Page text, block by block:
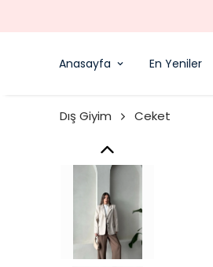
Anasayfa En Yeniler
Dış Giyim Ceket